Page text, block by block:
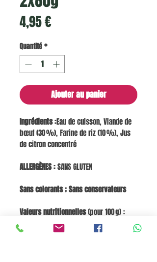
4,95 €Prix
Quantité*
Ajouter au panier
Ingrédients :Eau de cuisson, Viande de
bœuf (30 %), Farine de riz (10 %), Jus
de citron concentré
ALLERGÈNES :SANS GLUTEN
Sans colorants ; Sans conservateurs
Valeurs nutritionnelles(pour 100 g) :
Énergie 358 kJ / 85 kcal | Lipides 2,6 g |
dont saturés 1,2 g | Glucides 8,5 g | dont